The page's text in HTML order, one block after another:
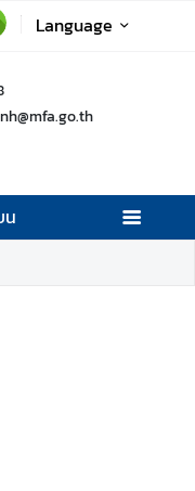
Language
น